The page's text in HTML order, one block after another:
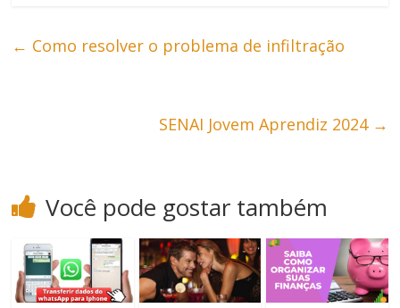
← Como resolver o problema de infiltração
SENAI Jovem Aprendiz 2024 →
Você pode gostar também